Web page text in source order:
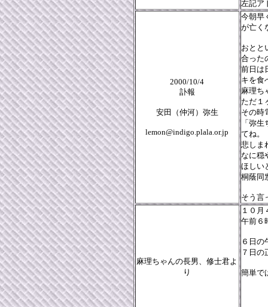
左記ア
2000/10/4
訃報
安田（仲河）弥生
lemon@indigo.plala.or.jp
今朝早
が亡く
おとと
合った
前日は
キを食
麻理ち
ただ１
その時
「弥
てね。
悲しま
なに穏
ほしい
桐蔭同
そう言
麻理ちゃんの長男、修士君よ
り
１０月
午前６
６日の
７日の
簡単で